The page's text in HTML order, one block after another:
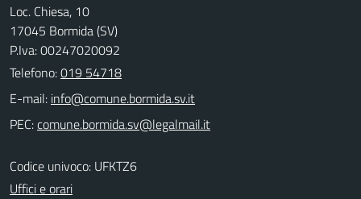
Loc. Chiesa, 10
17045 Bormida (SV)
P.Iva: 00247020092
Telefono:019 54718
E-mail:
PEC:
Codice univoco: UFKTZ6
Uffici e orari